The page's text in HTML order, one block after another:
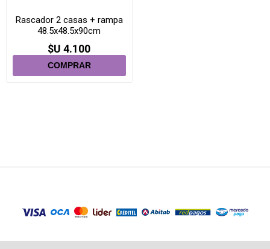
Rascador 2 casas + rampa
48.5x48.5x90cm
$U 4.100